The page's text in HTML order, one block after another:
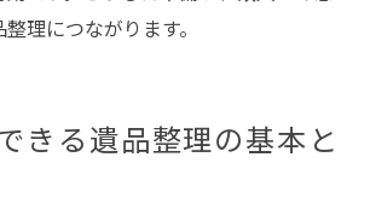
理につながります。
きる遺品整理の基本と